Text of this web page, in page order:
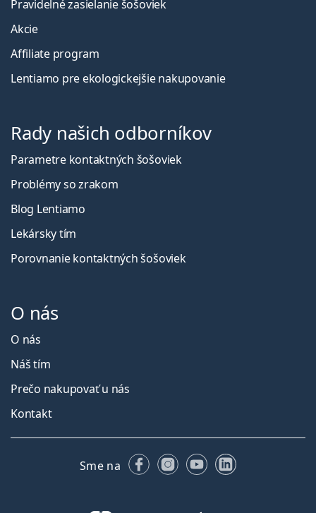
Pravidelné zasielanie šošoviek
Akcie
Affiliate program
Lentiamo pre ekologickejšie nakupovanie
Rady našich odborníkov
Parametre kontaktných šošoviek
Problémy so zrakom
Blog Lentiamo
Lekársky tím
Porovnanie kontaktných šošoviek
O nás
O nás
Náš tím
Prečo nakupovať u nás
Kontakt
Sme na FacebookuInstagrame
YouTubeLinkedIn